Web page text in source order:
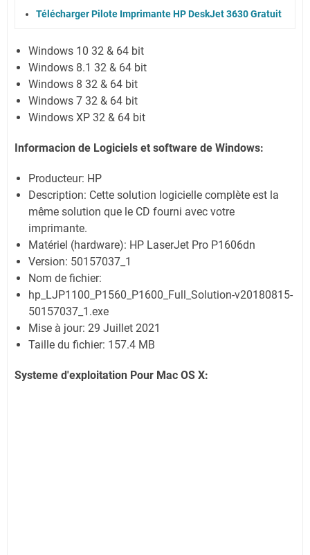
Télécharger Pilote Imprimante HP DeskJet 3630 Gratuit
Windows 10 32 & 64 bit
Windows 8.1 32 & 64 bit
Windows 8 32 & 64 bit
Windows 7 32 & 64 bit
Windows XP 32 & 64 bit
Informacion de Logiciels et software de Windows:
Producteur: HP
Description: Cette solution logicielle complète est la
même solution que le CD fourni avec votre
imprimante.
Matériel (hardware): HP LaserJet Pro P1606dn
Version: 50157037_1
Nom de fichier:
hp_LJP1100_P1560_P1600_Full_Solution-v20180815-
50157037_1.exe
Mise à jour: 29 Juillet 2021
Taille du fichier: 157.4 MB
Systeme d'exploitation Pour Mac OS X: